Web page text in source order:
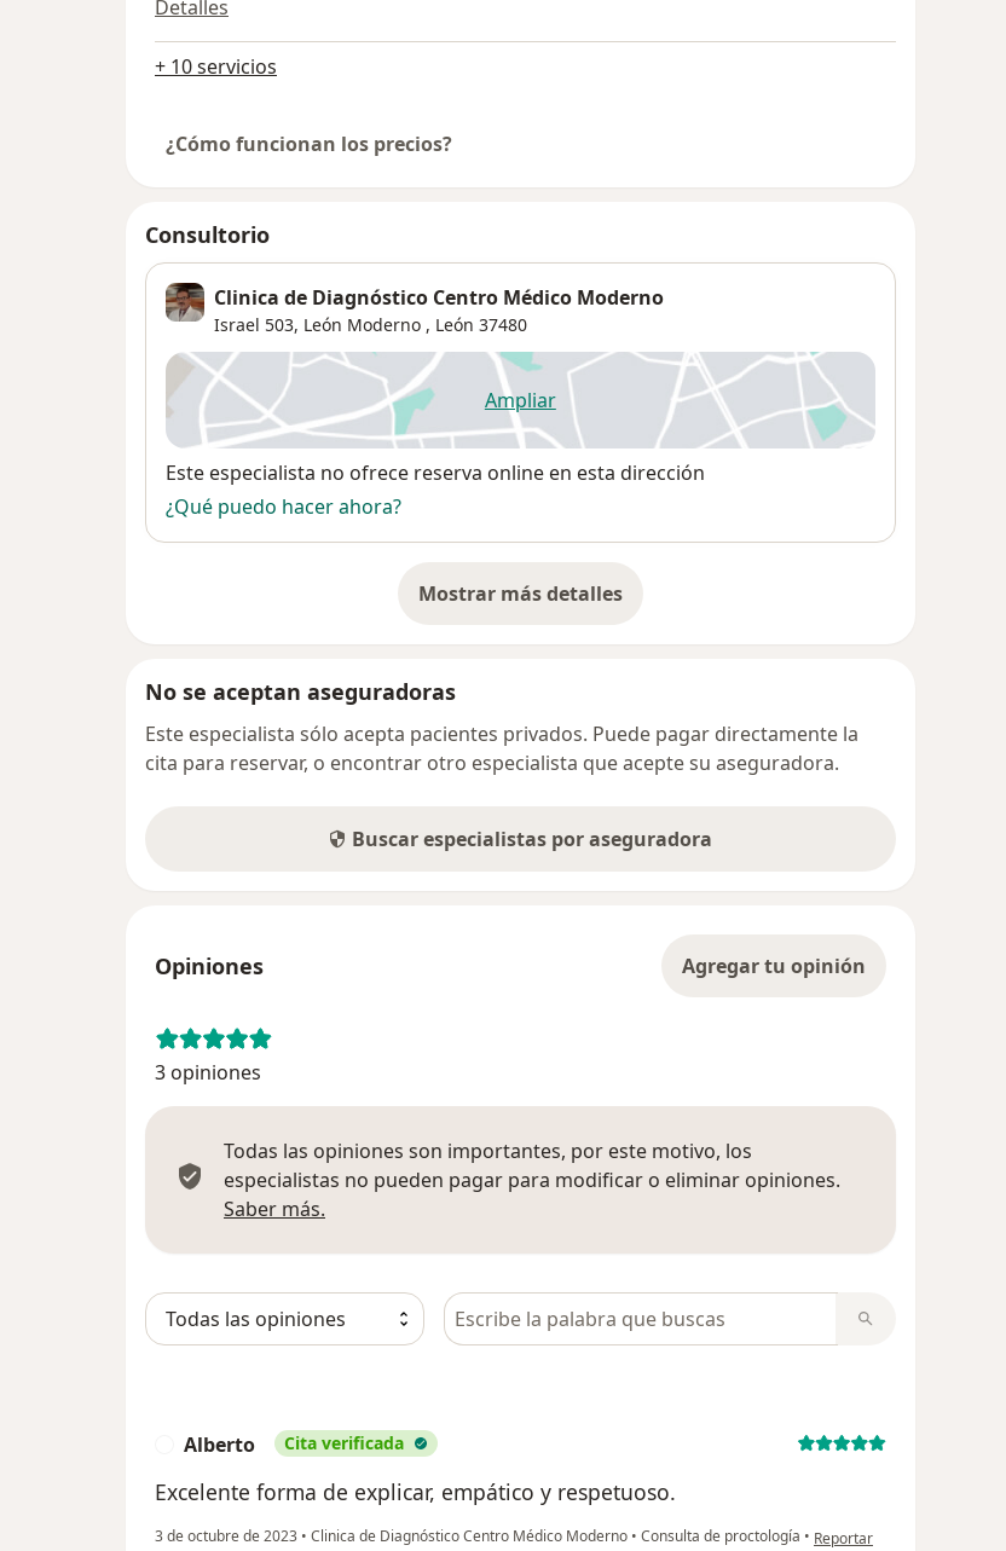
Detalles
+ 10 servicios
¿Cómo funcionan los precios?
Consultorio
Clinica de Diagnóstico Centro Médico Moderno
Israel 503, León Moderno , León 37480
Ampliarse abre en una nueva pestaña
Disponibilidad
Este especialista no ofrece reserva online en esta dirección
¿Qué puedo hacer ahora?
Mostrar más detalles
sobre la dirección
No se aceptan aseguradoras
Este especialista sólo acepta pacientes privados. Puede pagar directamente la
cita para reservar, o encontrar otro especialista que acepte su aseguradora.
Buscar especialistas por aseguradora
Opiniones Agregar tu opinión
3 opiniones
Todas las opiniones son importantes, por este motivo, los
especialistas no pueden pagar para modificar o eliminar opiniones.
Saber más.
Busca en opiniones
Alberto Cita verificada
Excelente forma de explicar, empático y respetuoso.
3 de octubre de 2023 • Clinica de Diagnóstico Centro Médico Moderno • Consulta de proctología • en opinión del usuario Alberto
Reportar